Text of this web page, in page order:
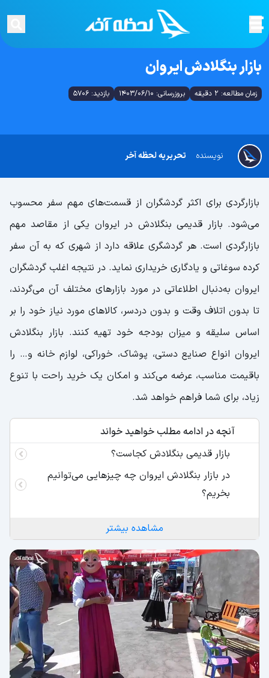
بازار بنگلادش ایروان
زمان مطالعه: 2 دقیقه بروزرسانی: 1403/06/10 بازدید: 5706
تحریریه لحظه آخر نویسنده
بازار‌گردی برای اکثر گردشگران از قسمت‌های مهم سفر محسوب
می‌شود. بازار قدیمی بنگلادش در ایروان یکی از مقاصد مهم
بازار‌گردی است. هر گردشگری علاقه دارد از شهری که به آن سفر
کرده سوغاتی و یادگاری خریداری نماید. در نتیجه اغلب گردشگران
ایروان به‌دنبال اطلاعاتی در مورد بازار‌های مختلف آن می‌گردند،
تا بدون اتلاف وقت و بدون دردسر، کالاهای مورد نیاز خود را بر
اساس سلیقه و میزان بودجه خود تهیه کنند. بازار بنگلادش
ایروان انواع صنایع دستی، پوشاک، خوراکی، لوازم خانه و… را
باقیمت مناسب، عرضه می‌کند و امکان یک خرید راحت با تنوع
زیاد، برای شما فراهم خواهد شد.
آنچه در ادامه مطلب خواهید خواند
بازار قدیمی بنگلادش کجاست؟
در بازار بنگلادش ایروان چه چیزهایی می‌توانیم
بخریم؟
مشاهده بیشتر